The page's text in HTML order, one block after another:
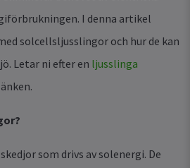
I denna artikel
solcellsljusslingor och hur de kan
Letar ni efter en ljusslinga
som drivs av solenergi. De